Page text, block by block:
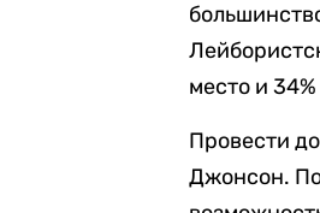
место и
Провести
Джонсон.